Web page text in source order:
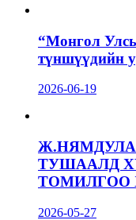
“Монгол
түншүүдийн
2026-06-19
ТУШААЛД
ТОМИЛГОО
2026-05-27